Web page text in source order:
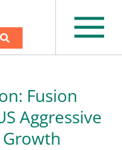
Fusion
Aggressive